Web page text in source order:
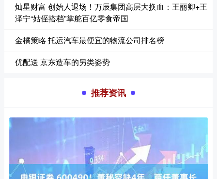
灿星财富 创始人退场！万辰集团高层大换血：王丽卿+王
泽宁“姑侄搭档”掌舵百亿零食帝国
金橘策略 托运汽车最便宜的物流公司排名榜
优配送 京东造车的另类姿势
推荐资讯